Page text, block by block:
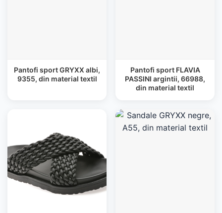
Pantofi sport GRYXX albi,
9355, din material textil
Pantofi sport FLAVIA
PASSINI argintii, 66988,
din material textil